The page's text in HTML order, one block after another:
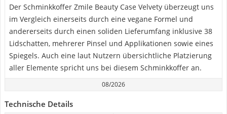
Der Schminkkoffer Zmile Beauty Case Velvety überzeugt uns
im Vergleich einerseits durch eine vegane Formel und
andererseits durch einen soliden Lieferumfang inklusive 38
Lidschatten, mehrerer Pinsel und Applikationen sowie eines
Spiegels. Auch eine laut Nutzern übersichtliche Platzierung
aller Elemente spricht uns bei diesem Schminkkoffer an.
08/2026
Technische Details